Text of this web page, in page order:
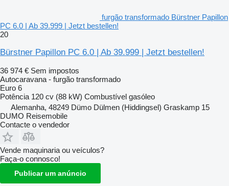
furgão transformado Bürstner Papillon
PC 6.0 | Ab 39.999 | Jetzt bestellen!
20
Bürstner Papillon PC 6.0 | Ab 39.999 | Jetzt bestellen!
36 974 € Sem impostos
Autocaravana - furgão transformado
Euro 6
Potência 120 cv (88 kW) Combustível gasóleo
Alemanha, 48249 Dümo Dülmen (Hiddingsel) Graskamp 15
DUMO Reisemobile
Contacte o vendedor
Vende maquinaria ou veículos?
Faça-o connosco!
Publicar um anúncio